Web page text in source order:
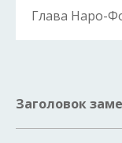
Глава Наро-
Заголовок